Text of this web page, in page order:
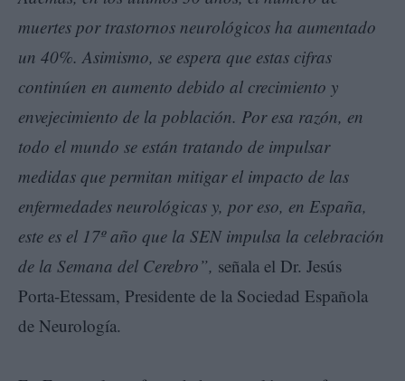
muertes por trastornos neurológicos ha aumentado
un 40%. Asimismo, se espera que estas cifras
continúen en aumento debido al crecimiento y
envejecimiento de la población. Por esa razón, en
todo el mundo se están tratando de impulsar
medidas que permitan mitigar el impacto de las
enfermedades neurológicas y, por eso, en España,
este es el 17º año que la SEN impulsa la celebración
de la Semana del Cerebro”, señala el Dr. Jesús
Porta-Etessam, Presidente de la Sociedad Española
de Neurología.